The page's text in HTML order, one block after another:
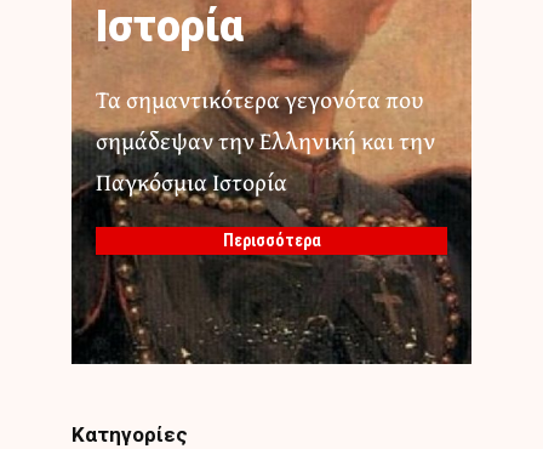
Ιστορία
Τα σημαντικότερα γεγονότα που
σημάδεψαν την Ελληνική και την
Παγκόσμια Ιστορία
Περισσότερα
Κατηγορίες